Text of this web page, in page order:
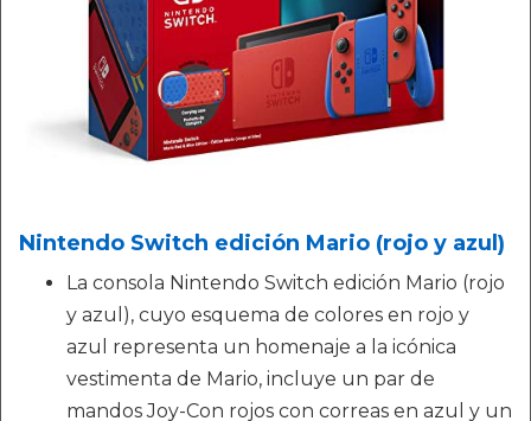
Nintendo Switch edición Mario (rojo y azul)
La consola Nintendo Switch edición Mario (rojo
y azul), cuyo esquema de colores en rojo y
azul representa un homenaje a la icónica
vestimenta de Mario, incluye un par de
mandos Joy-Con rojos con correas en azul y un